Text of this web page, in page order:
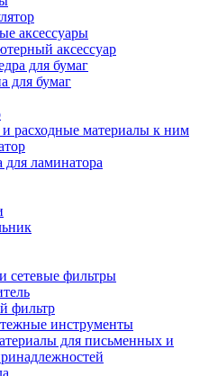
аксессуары
аксессуар
для бумаг
для бумаг
расходные материалы к ним
для ламинатора
сетевые фильтры
фильтр
инструменты
для письменных и